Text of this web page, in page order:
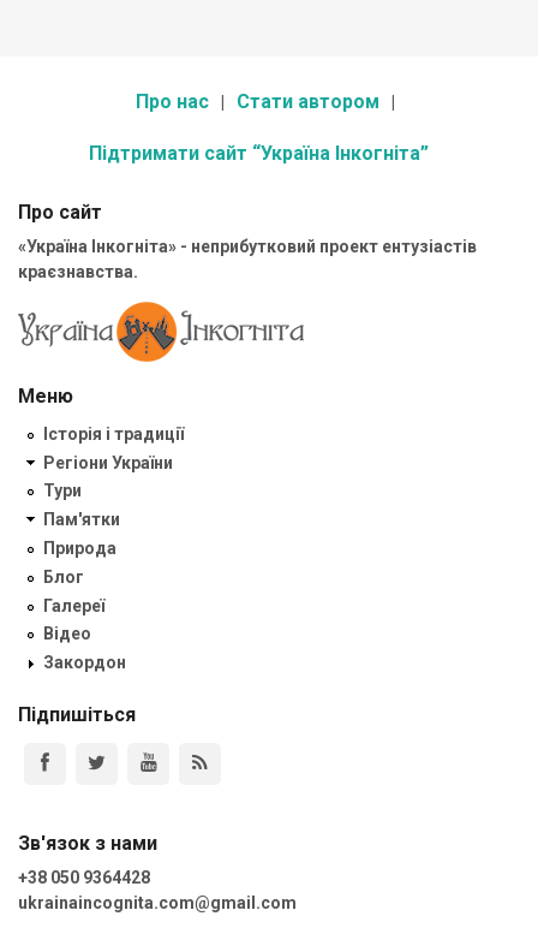
Про нас Стати автором
Підтримати сайт “Україна Інкогніта”
Про сайт
«Україна Інкогніта» - неприбутковий проект ентузіастів
краєзнавства.
Меню
Історія і традиції
Регіони України
Тури
Пам'ятки
Природа
Блог
Галереї
Відео
Закордон
Підпишіться
Зв'язок з нами
+38 050 9364428
ukrainaincognita.com@gmail.com